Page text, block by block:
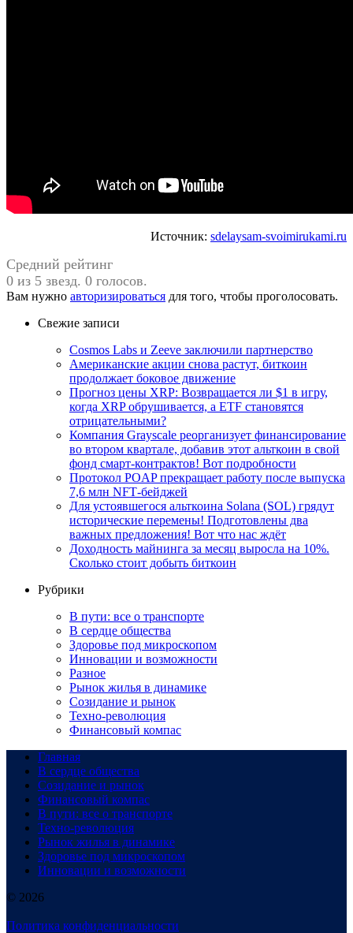
Источник: sdelaysam-svoimirukami.ru
Средний рейтинг
0 из 5 звезд. 0 голосов.
Вам нужно авторизироваться для того, чтобы проголосовать.
Свежие записи
Cosmos Labs и Zeeve заключили партнерство
Американские акции снова растут, биткоин
продолжает боковое движение
Прогноз цены XRP: Возвращается ли $1 в игру,
когда XRP обрушивается, а ETF становятся
отрицательными?
Компания Grayscale реорганизует финансирование
во втором квартале, добавив этот альткоин в свой
фонд смарт-контрактов! Вот подробности
Протокол POAP прекращает работу после выпуска
7,6 млн NFT‑бейджей
Для устоявшегося альткоина Solana (SOL) грядут
исторические перемены! Подготовлены два
важных предложения! Вот что нас ждёт
Доходность майнинга за месяц выросла на 10%.
Сколько стоит добыть биткоин
Рубрики
В пути: все о транспорте
В сердце общества
Здоровье под микроскопом
Инновации и возможности
Разное
Рынок жилья в динамике
Созидание и рынок
Техно-революция
Финансовый компас
Главная
В сердце общества
Созидание и рынок
Финансовый компас
В пути: все о транспорте
Техно-революция
Рынок жилья в динамике
Здоровье под микроскопом
Инновации и возможности
© 2026
Политика конфиденциальности